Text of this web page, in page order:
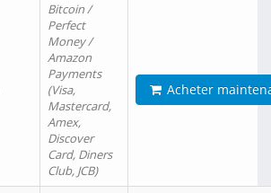
Bitcoin /
Perfect
Money /
Amazon
Payments
(Visa,
Mastercard,
Amex,
Discover
Card, Diners
Club, JCB)
Acheter